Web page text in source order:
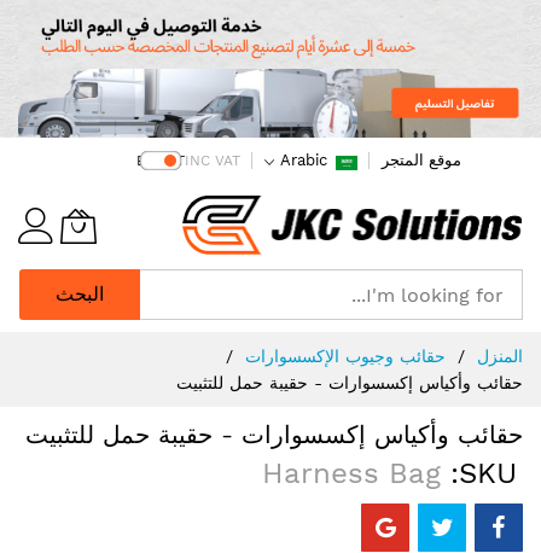
موقع المتجر Arabic
INC VAT
EX VAT
البحث
Skip
Content
المنزل
حقائب وجيوب الإكسسوارات
حقائب وأكياس إكسسوارات - حقيبة حمل للتثبيت
حقائب وأكياس إكسسوارات - حقيبة حمل للتثبيت
SKU
Harness Bag